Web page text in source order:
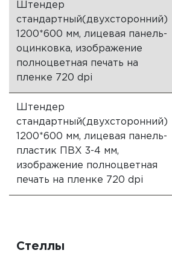
Штендер
стандартный(двухсторонний)
1200*600 мм, лицевая панель-
оцинковка, изображение
полноцветная печать на
пленке 720 dpi
Штендер
стандартный(двухсторонний)
1200*600 мм, лицевая панель-
пластик ПВХ 3-4 мм,
изображение полноцветная
печать на пленке 720 dpi
Стеллы